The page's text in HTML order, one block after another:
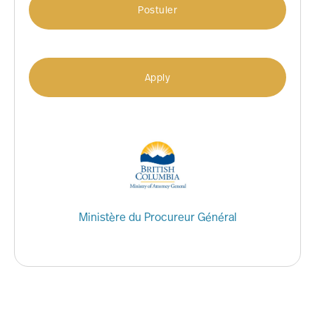
Postuler
Apply
Ministère du Procureur Général